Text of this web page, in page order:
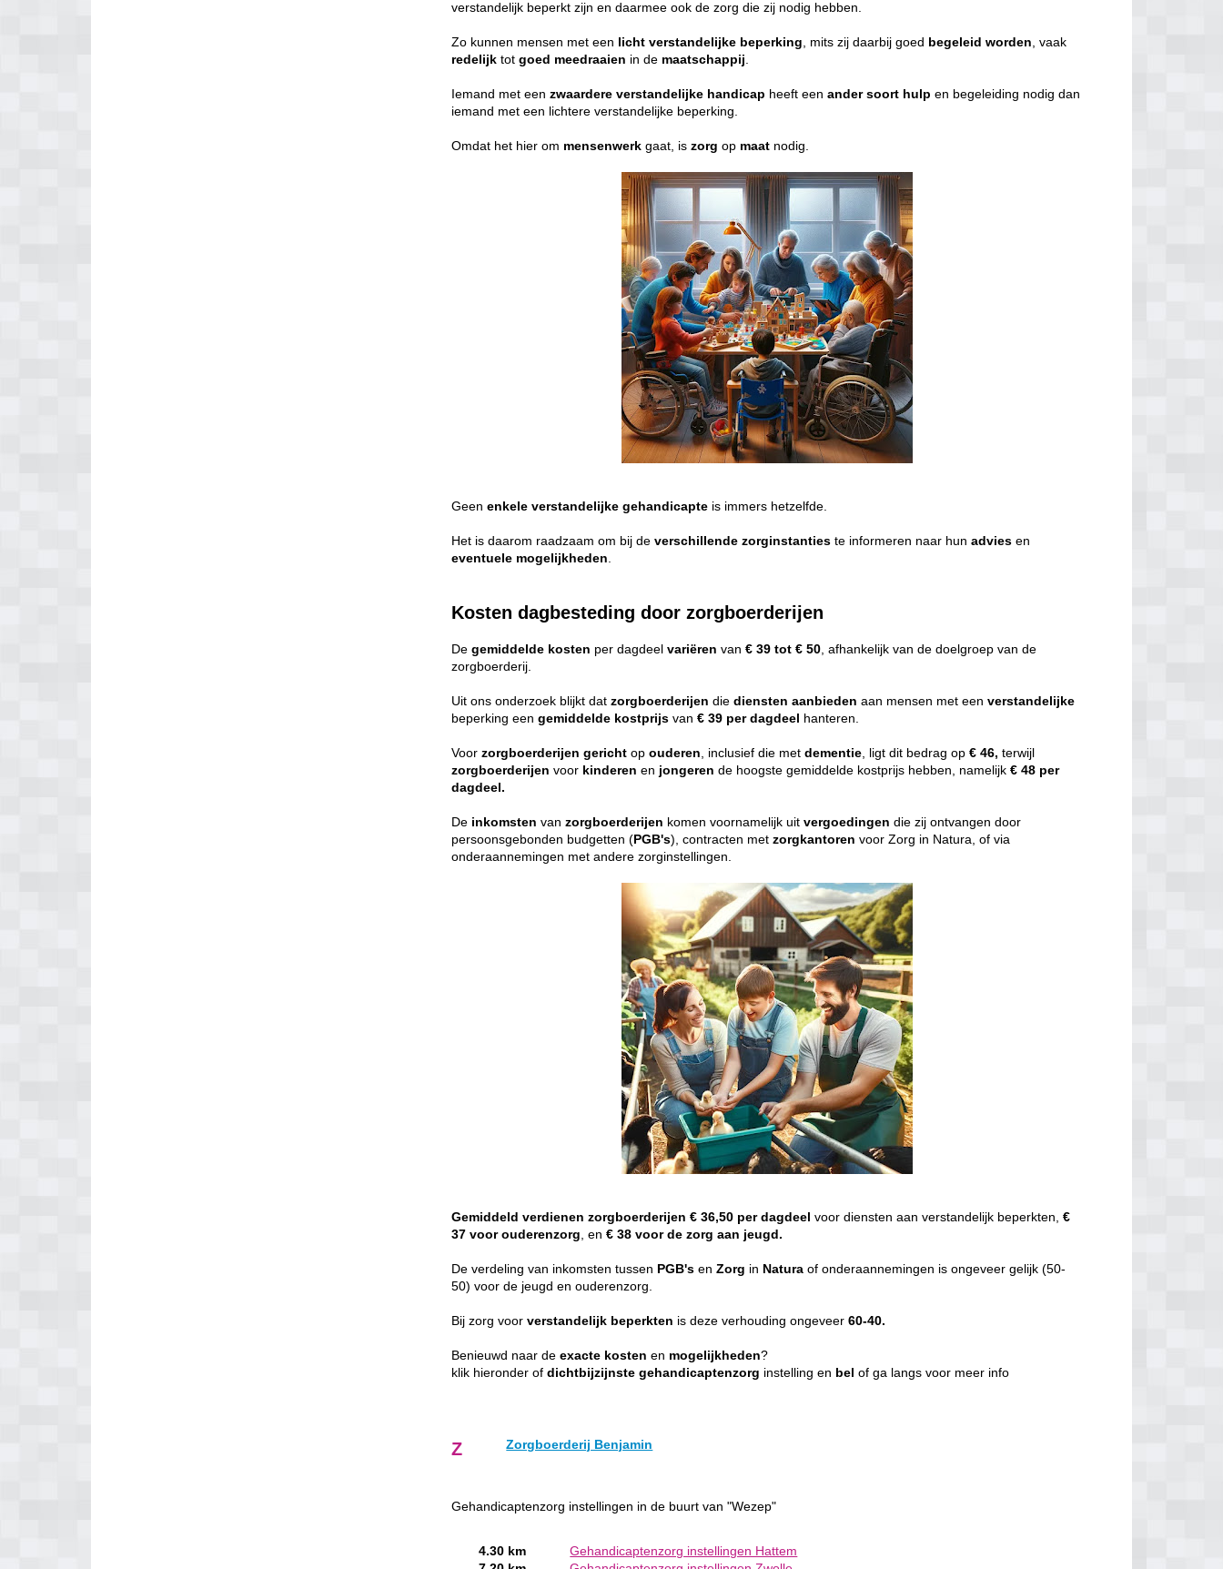
verstandelijk beperkt zijn en daarmee ook de zorg die zij nodig hebben.
Zo kunnen mensen met een licht verstandelijke beperking, mits zij daarbij goed begeleid worden, vaak
redelijk totgoed meedraaien in de maatschappij.
Iemand met eenzwaardere verstandelijke handicap heeft eenander soort hulp en begeleiding nodig dan
iemand met een lichtere verstandelijke beperking.
Omdat het hier om mensenwerk gaat, iszorg op maat nodig.
Geenenkele verstandelijke gehandicapte is immers hetzelfde.
Het is daarom raadzaam om bij deverschillende zorginstanties te informeren naar hunadvies en
eventuele mogelijkheden.
Kosten dagbesteding door zorgboerderijen
Degemiddelde kosten per dagdeelvariëren van€ 39 tot € 50 , afhankelijk van de doelgroep van de
zorgboerderij.
Uit ons onderzoek blijkt datzorgboerderijen diediensten aanbieden aan mensen met eenverstandelijke
beperking eengemiddelde kostprijs van€ 39 per dagdeel hanteren.
Voorzorgboerderijen gericht opouderen , inclusief die metdementie , ligt dit bedrag op€ 46, terwijl
zorgboerderijen voor kinderen en jongeren de hoogste gemiddelde kostprijs hebben, namelijk€ 48 per
dagdeel.
De inkomsten vanzorgboerderijen komen voornamelijk uitvergoedingen die zij ontvangen door
persoonsgebonden budgetten ( PGB's), contracten metzorgkantoren voor Zorg in Natura, of via
onderaannemingen met andere zorginstellingen.
Gemiddeld verdienen zorgboerderijen € 36,50 per dagdeel voor diensten aan verstandelijk beperkten,€
37 voor ouderenzorg , en€ 38 voor de zorg aan jeugd.
De verdeling van inkomsten tussen PGB's enZorg in Natura of onderaannemingen is ongeveer gelijk (50-
50) voor de jeugd en ouderenzorg.
Bij zorg voorverstandelijk beperkten is deze verhouding ongeveer60-40.
Benieuwd naar deexacte kosten en mogelijkheden?
klik hieronder ofdichtbijzijnste gehandicaptenzorg instelling en bel of ga langs voor meer info
Z Zorgboerderij Benjamin
Gehandicaptenzorg instellingen in de buurt van "Wezep"
4.30 km
Gehandicaptenzorg instellingen Hattem